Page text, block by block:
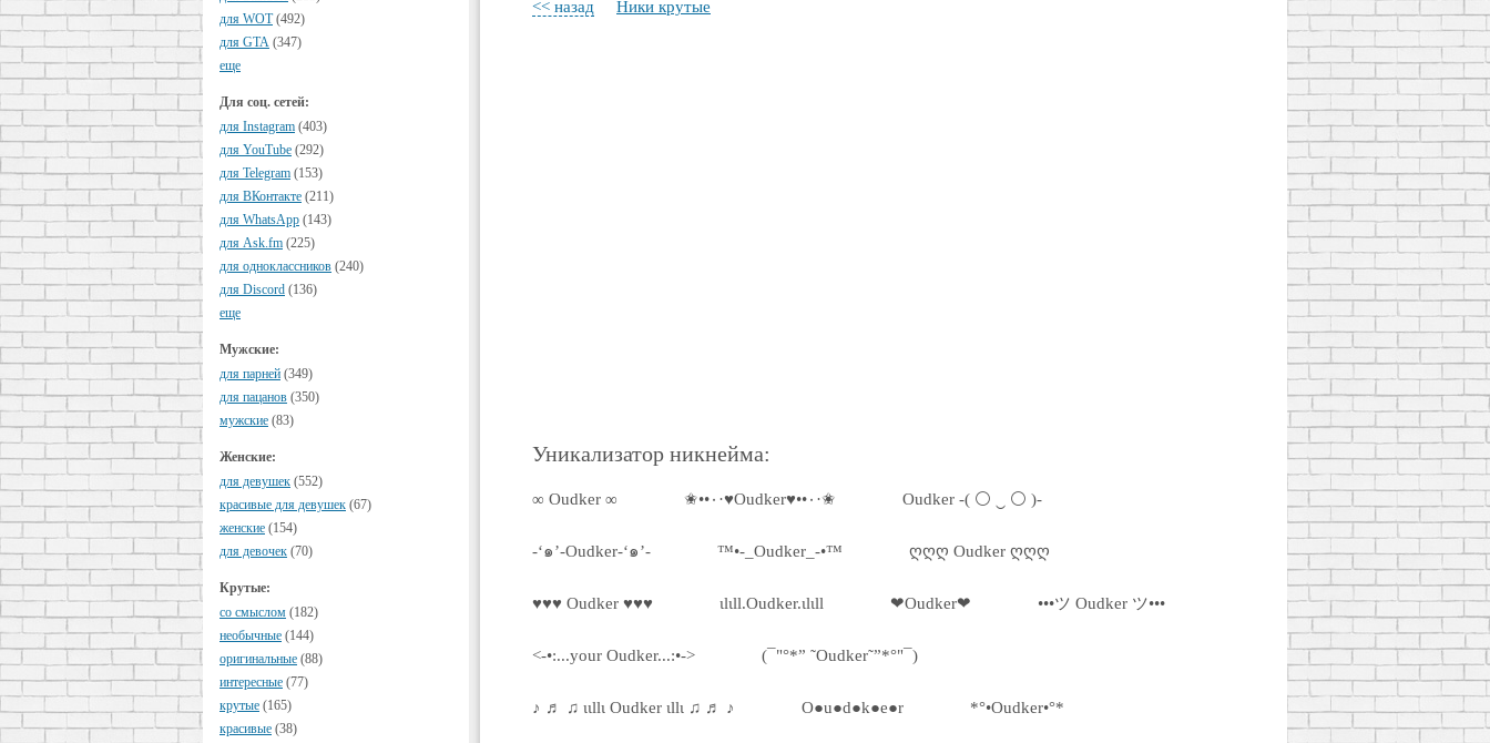
для WOT (492)
для GTA (347)
еще
Для соц. сетей:
для Instagram (403)
для YouTube (292)
для Telegram (153)
для ВКонтакте (211)
для WhatsApp (143)
для Ask.fm (225)
для одноклассников (240)
для Discord (136)
еще
Мужские:
для парней (349)
для пацанов (350)
мужские (83)
Женские:
для девушек (552)
красивые для девушек (67)
женские (154)
для девочек (70)
Крутые:
cо смыслом (182)
необычные (144)
оригинальные (88)
интересные (77)
крутые (165)
красивые (38)
<< назад Ники крутые
Уникализатор никнейма:
∞ Oudker ∞ ✬••٠·♥Oudker♥••٠·✬ Oudker -( ⚪ ‿ ⚪ )-
-‘๑’-Oudker-‘๑’- ™•-_Oudker_-•™ ღღღ Oudker ღღღ
♥♥♥ Oudker ♥♥♥ ιlιll.Oudker.ιlιll ❤Oudker❤ •••ツ Oudker ツ•••
<-•:...your Oudker...:•-> (¯"°*” ˜Oudker˜”*°"¯)
♪ ♬ ♫ ιιllι Oudker ιllι ♫ ♬ ♪ O●u●d●k●e●r *°•Oudker•°*